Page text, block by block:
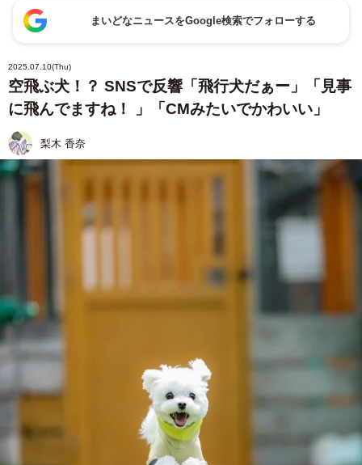
まいどなニュースをGoogle検索でフォローする
2025.07.10(Thu)
空飛ぶ犬！？ SNSで反響「飛行犬だぁー」「見事
に飛んでますね！ 」「CMみたいでかわいい」
梨木 香奈